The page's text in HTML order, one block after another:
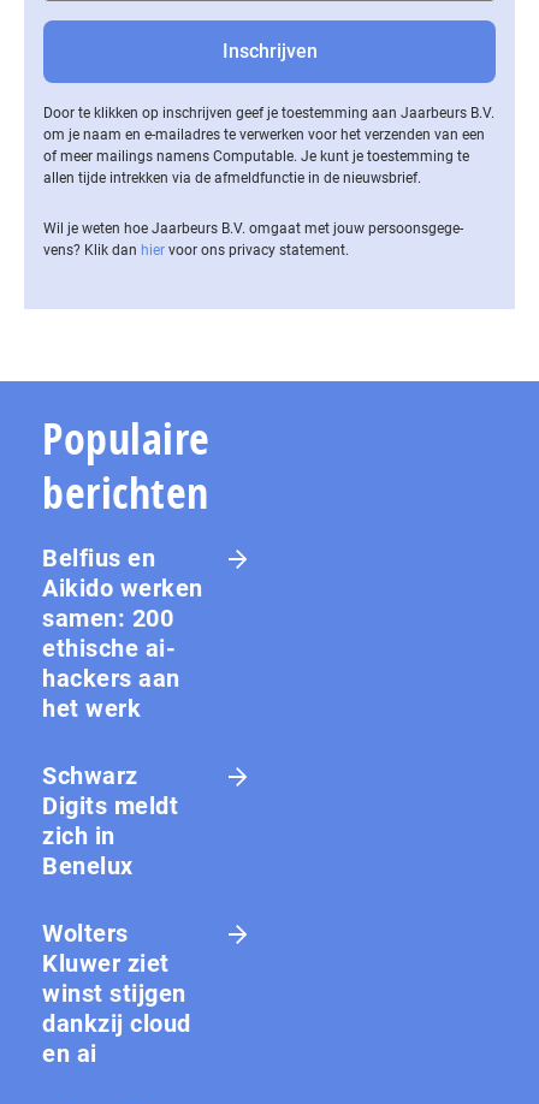
Door te klikken op inschrijven geef je toestemming aan Jaarbeurs B.V.
om je naam en e-mailadres te verwerken voor het verzenden van een
of meer mailings namens Computable. Je kunt je toestemming te
allen tijde intrekken via de af­meld­func­tie in de nieuwsbrief.
Wil je weten hoe Jaarbeurs B.V. omgaat met jouw per­soons­ge­ge­
vens? Klik dan hier voor ons privacy statement.
Populaire
berichten
Belfius en
Aikido werken
samen: 200
ethische ai-
hackers aan
het werk
Schwarz
Digits meldt
zich in
Benelux
Wolters
Kluwer ziet
winst stijgen
dankzij cloud
en ai